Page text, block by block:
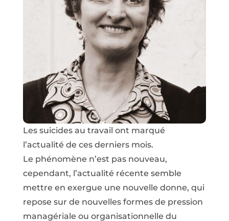
Les suicides au travail ont marqué
l’actualité de ces derniers mois.
Le phénomène n’est pas nouveau,
cependant, l’actualité récente semble
mettre en exergue une nouvelle donne, qui
repose sur de nouvelles formes de pression
managériale ou organisationnelle du